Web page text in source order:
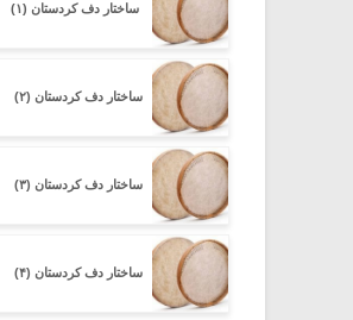
ساختار دف کردستان (۱)
ساختار دف کردستان (۲)
ساختار دف کردستان (۳)
ساختار دف کردستان (۴)